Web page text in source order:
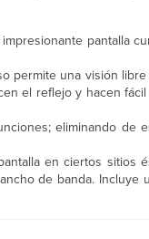
pantalla
permite una visión
el reflejo y hacen
eliminando de
en ciertos sitios
de banda. Incluye